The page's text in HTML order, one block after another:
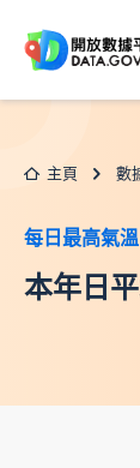
主頁 數
每日最高氣
本年日